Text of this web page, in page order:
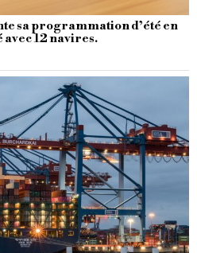
sa programmation d’été en
12 navires.